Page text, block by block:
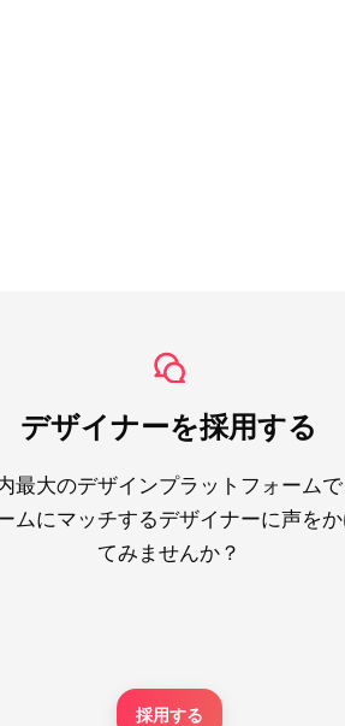
デザイナーを採用する
最大のデザインプラットフォームで
ムにマッチするデザイナーに声を
てみませんか？
採用する